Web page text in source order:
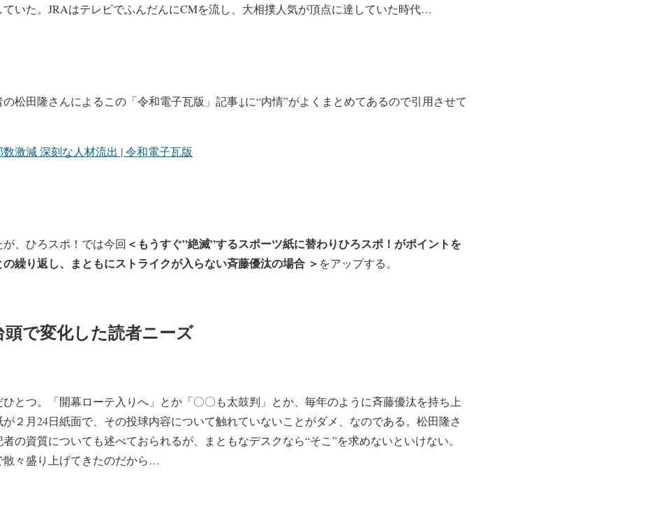
いた。JRAはテレビでふんだんにCMを流し、大相撲人気が頂点に達していた時代…
松田隆さんによるこの「令和電子瓦版」記事↓に“内情”がよくまとめてあるので引用させて
激減 深刻な人材流出 | 令和電子瓦版
、ひろスポ！では今回 ＜もうすぐ”絶滅”するスポーツ紙に替わりひろスポ！がポイントを
繰り返し、まともにストライクが入らない斉藤優汰の場合 ＞ をアップする。
で変化した読者ニーズ
とつ。「開幕ローテ入りへ」とか「〇〇も太鼓判」とか、毎年のように斉藤優汰を持ち上
２月24日紙面で、その投球内容について触れていないことがダメ、なのである。松田隆さ
の資質についても述べておられるが、まともなデスクなら“そこ”を求めないといけない。
散々盛り上げてきたのだから…